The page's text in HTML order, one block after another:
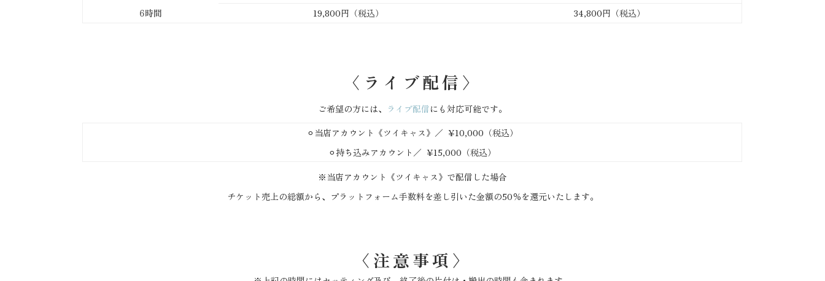
6時間
19,800円（税込） 34,800円（税込）
〈ライブ配信〉
ご希望の方には、 ライブ配信にも対応可能です。
⚪︎当店アカウント《ツイキャス》／ ¥10,000（税込）
⚪︎持ち込みアカウント／ ¥15,000（税込）
※当店アカウント《ツイキャス》で配信した場合
チケット売上の総額から、プラットフォーム手数料を差し引いた金額の50％を還元いたします。
〈注意事項〉